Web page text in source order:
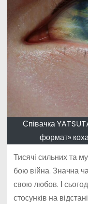
Співачка
формат»
Тисячі сильних та
бою війна. Значна
свою любов. І
стосунків на